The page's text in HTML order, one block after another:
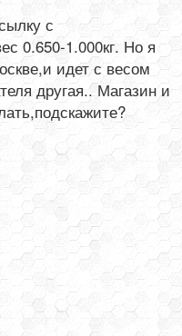
с
0.650-1.000кг. Но я
идет с весом
другая.. Магазин и